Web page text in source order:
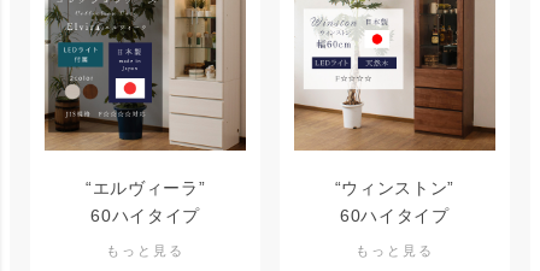
“エルヴィーラ”
60ハイタイプ
“ウィンストン”
60ハイタイプ